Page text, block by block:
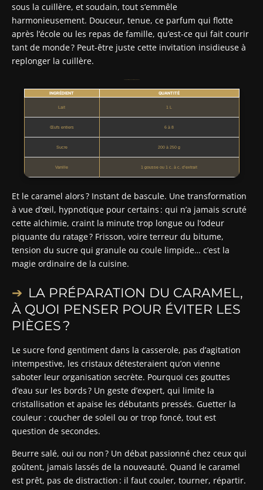
sous la cuillère, et soudain, tout s’emmêle
harmonieusement. Douceur, tenue, ce parfum qui flotte
après l’école ou les repas de famille, qu’est-ce qui fait courir
tant de monde ? Peut-être juste cette invitation insidieuse à
replonger la cuillère.
INGRÉDIENT QUANTITÉ
Lait 1 L
Œufs entiers 6 à 8
Sucre 200 à 250 g
Vanille 1 gousse ou 1 c. à c. d’extrait
Et le caramel alors ? Instant de bascule. Une transformation
à vue d’œil, hypnotique pour certains : qui n’a jamais scruté
cette alchimie, craint la minute trop longue ou l’odeur
piquante du ratage ? Frisson, voire terreur du bitume,
tension du sucre qui granule ou coule limpide… c’est la
magie ordinaire de la cuisine.
LA PRÉPARATION DU CARAMEL,
À QUOI PENSER POUR ÉVITER LES
PIÈGES ?
Le sucre fond gentiment dans la casserole, pas d’agitation
intempestive, les cristaux détesteraient qu’on vienne
saboter leur organisation secrète. Pourquoi ces gouttes
d’eau sur les bords ? Un geste d’expert, qui limite la
cristallisation et apaise les débutants pressés. Guetter la
couleur : coucher de soleil ou or trop foncé, tout est
question de secondes.
Beurre salé, oui ou non ? Un débat passionné chez ceux qui
goûtent, jamais lassés de la nouveauté. Quand le caramel
est prêt, pas de distraction : il faut couler, tourner, répartir.